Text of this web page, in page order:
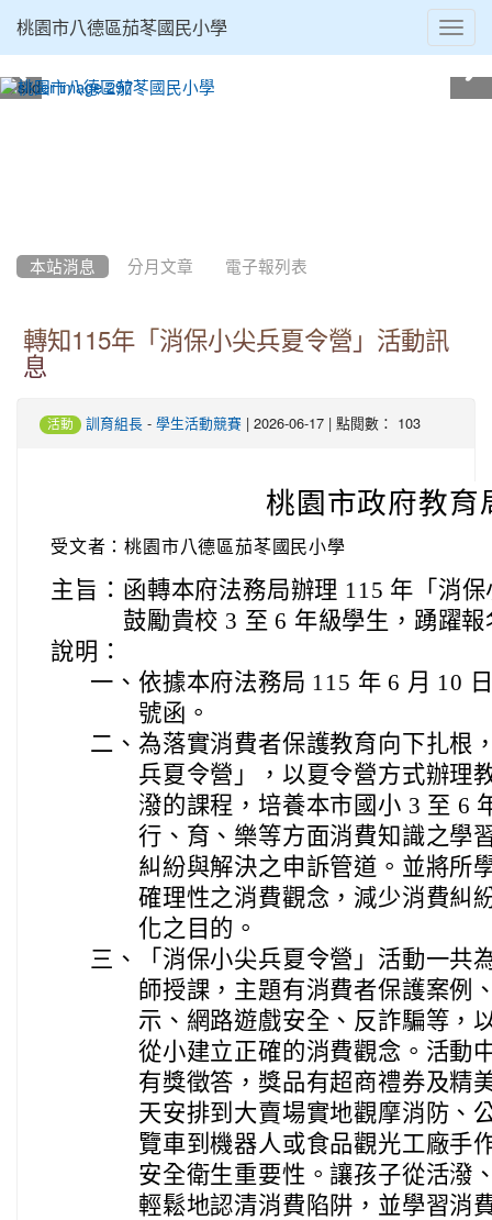
桃園市八德區茄苳國民小學
本站消息 分月文章 電子報列表
轉知115年「消保小尖兵夏令營」活動訊
息
活動 訓育組長 - 學生活動競賽 | 2026-06-17 | 點閱數： 103
桃園市政府教育
受文者：桃園市八德區茄苳國民小學
主旨： 函轉本府法務局辦理 115 年「消
鼓勵貴校 3 至 6 年級學生，踴躍
說明：
一、 依據本府法務局 115 年 6 月 10
號函。
二、 為落實消費者保護教育向下扎根
兵夏令營」，以夏令營方式辦理
潑的課程，培養本市國小 3 至 6
行、育、樂等方面消費知識之學
糾紛與解決之申訴管道。並將所
確理性之消費觀念，減少消費糾
化之目的。
三、
「消保小尖兵夏令營」活動一共
師授課，主題有消費者保護案例
示、網路遊戲安全、反詐騙等，
從小建立正確的消費觀念。活動
有獎徵答，獎品有超商禮券及精
天安排到大賣場實地觀摩消防、
覽車到機器人或食品觀光工廠手
安全衛生重要性。讓孩子從活潑
輕鬆地認清消費陷阱，並學習消